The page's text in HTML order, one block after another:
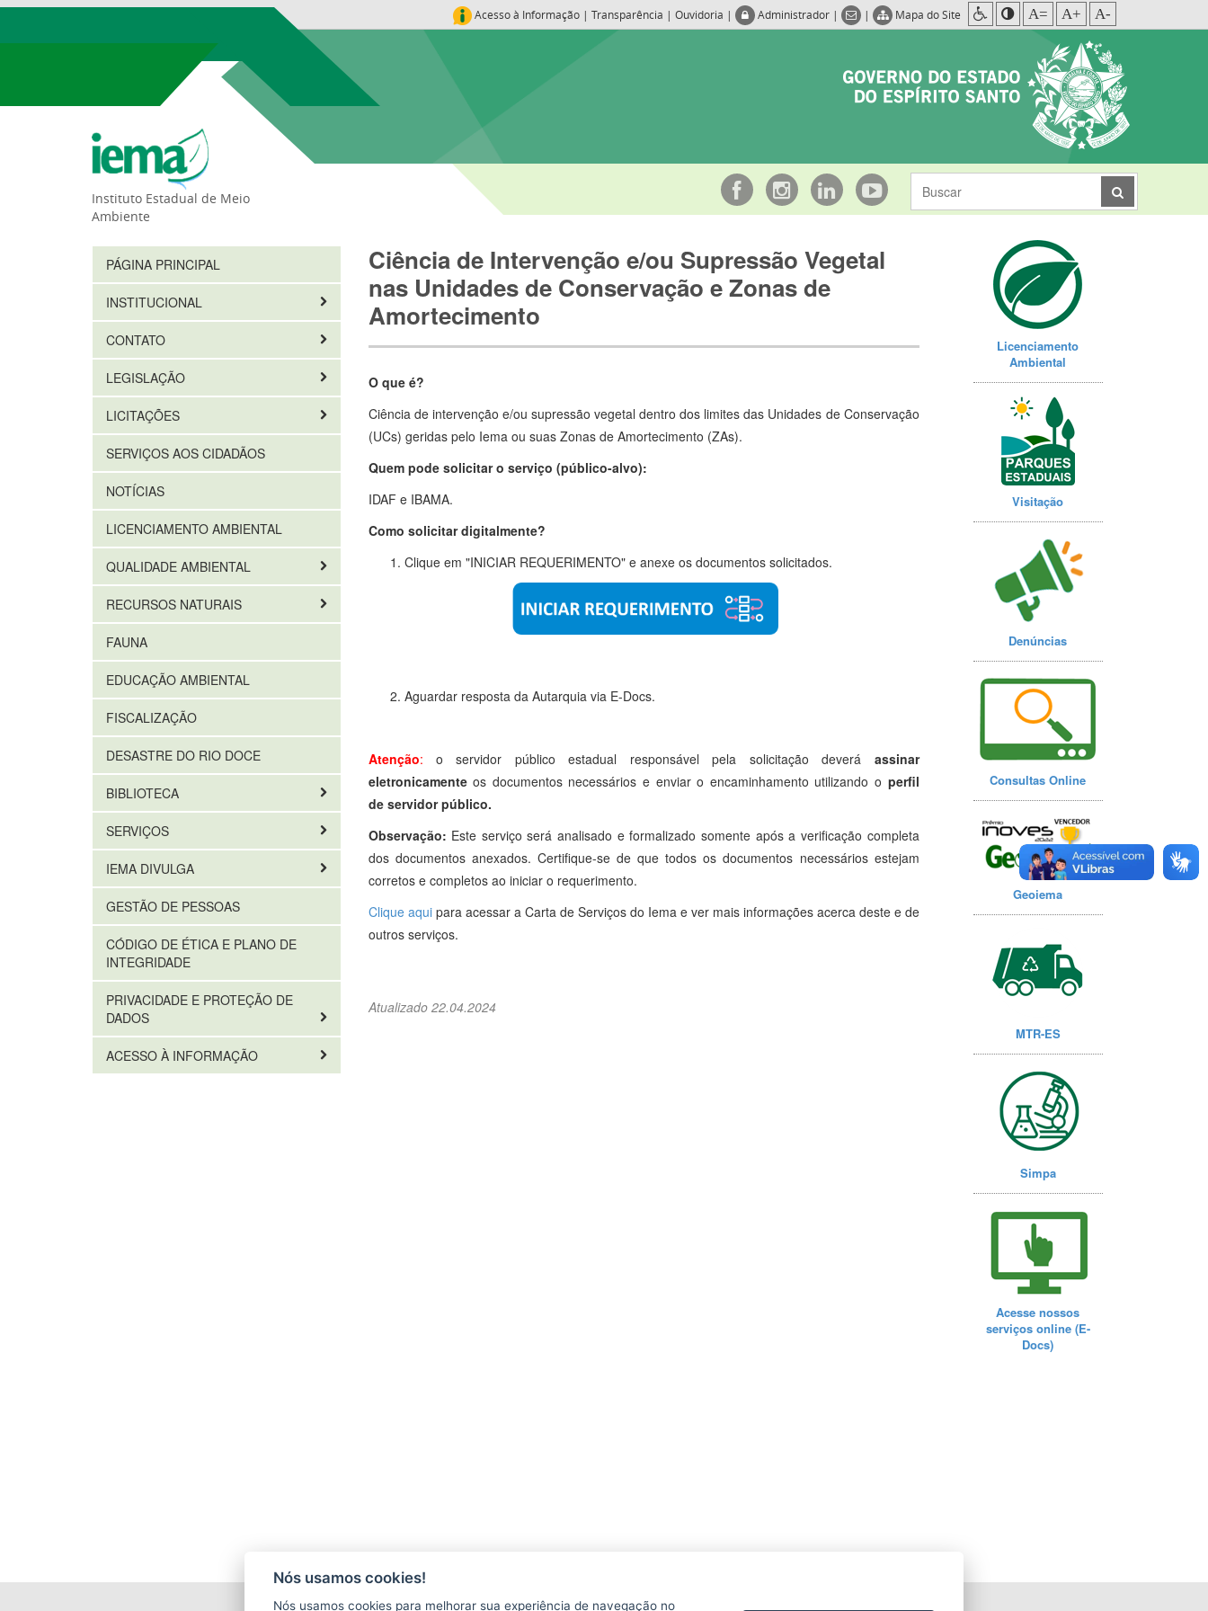
Acesso à Informação | Transparência | Ouvidoria | Administrador | | Mapa do Site A= A+ A-
Instituto Estadual de Meio
Ambiente
PÁGINA PRINCIPAL
INSTITUCIONAL
CONTATO
LEGISLAÇÃO
LICITAÇÕES
SERVIÇOS AOS CIDADÃOS
NOTÍCIAS
LICENCIAMENTO AMBIENTAL
QUALIDADE AMBIENTAL
RECURSOS NATURAIS
FAUNA
EDUCAÇÃO AMBIENTAL
FISCALIZAÇÃO
DESASTRE DO RIO DOCE
BIBLIOTECA
SERVIÇOS
IEMA DIVULGA
GESTÃO DE PESSOAS
CÓDIGO DE ÉTICA E PLANO DE
INTEGRIDADE
PRIVACIDADE E PROTEÇÃO DE
DADOS
ACESSO À INFORMAÇÃO
Ciência de Intervenção e/ou Supressão Vegetal
nas Unidades de Conservação e Zonas de
Amortecimento
O que é?
Ciência de intervenção e/ou supressão vegetal dentro dos limites das Unidades de Conservação
(UCs) geridas pelo Iema ou suas Zonas de Amortecimento (ZAs).
Quem pode solicitar o serviço (público-alvo):
IDAF e IBAMA.
Como solicitar digitalmente?
Clique em "INICIAR REQUERIMENTO" e anexe os documentos solicitados.
Aguardar resposta da Autarquia via E-Docs.
Atenção: o servidor público estadual responsável pela solicitação deverá
assinar
eletronicamente os documentos necessários e enviar o encaminhamento utilizando o perfil
de servidor público.
Observação: Este serviço será analisado e formalizado somente após a verificação completa
dos documentos anexados. Certifique-se de que todos os documentos necessários estejam
corretos e completos ao iniciar o requerimento.
Clique aquipara acessar a Carta de Serviços do Iema e ver mais informações acerca deste e de
outros serviços.
Atualizado 22.04.2024
Licenciamento
Ambiental
Visitação
Denúncias
Consultas Online
Geoiema
MTR-ES
Simpa
Acesse nossos
serviços online (E-
Docs)
Nós usamos cookies!
Nós usamos cookies para melhorar sua experiência de navegação no